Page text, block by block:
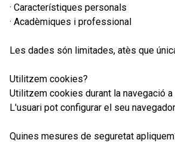
· Característiques personals
· Acadèmiques i professional
Les dades són limitades, atès que
Utilitzem cookies?
Utilitzem cookies durant la navegació
L'usuari pot configurar el seu
Quines mesures de seguretat